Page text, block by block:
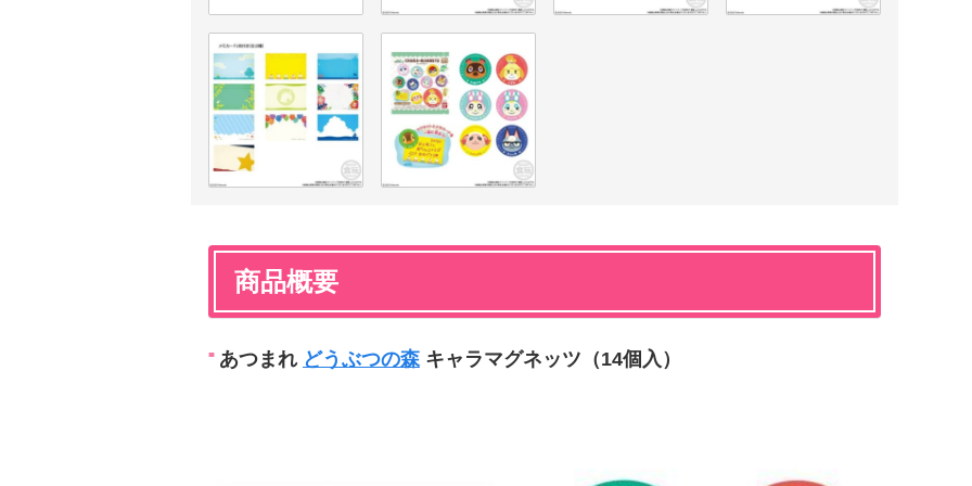
商品概要
あつまれ どうぶつの森キャラマグネッツ（14個入）